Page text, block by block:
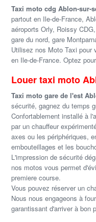
Taxi moto cdg Ablon-sur-
partout en Ile-de-France,
aéroports Orly, Roissy
gare du nord, gare
Utilisez nos Moto Taxi pour
en Ile-de-France. Optez
Louer taxi moto
Taxi moto gare de l'est
sécurité, gagnez du temps
Confortablement installé à
par un chauffeur
axes ou les périphériques,
embouteillages et les
L'impression de sécurité
nos motos vous permet
premiere course.
Vous pouvez réserver un
Nous nous engageons à
garantissant d'arriver à bon